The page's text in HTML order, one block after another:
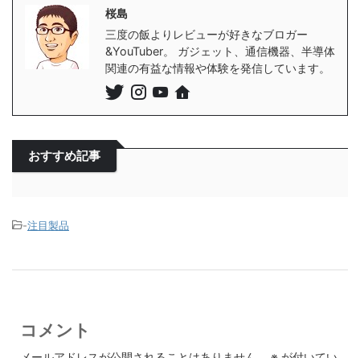
桜島
三度の飯よりレビューが好きなブロガー
&YouTuber。 ガジェット、通信機器、半導体
関連の有益な情報や体験を発信しています。
おすすめ記事
-注目製品
コメント